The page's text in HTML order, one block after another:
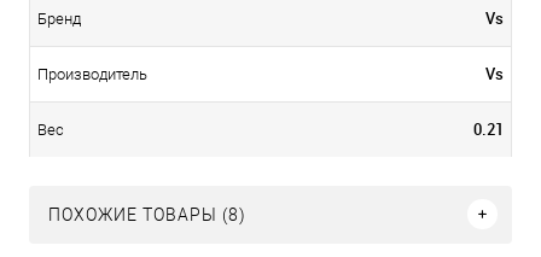
Бренд Vs
Производитель Vs
Вес 0.21
ПОХОЖИЕ ТОВАРЫ (8)